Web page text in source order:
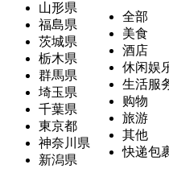
山形県
福島県
茨城県
栃木県
群馬県
埼玉県
千葉県
東京都
神奈川県
新潟県
全部
美食
酒店
休闲娱
生活服
购物
旅游
其他
快递包